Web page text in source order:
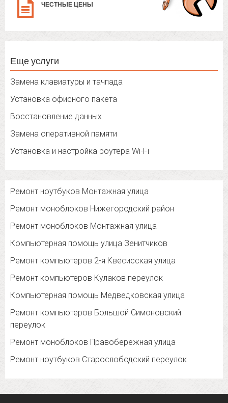
ЧЕСТНЫЕ ЦЕНЫ
Еще услуги
Замена клавиатуры и тачпада
Установка офисного пакета
Восстановление данных
Замена оперативной памяти
Установка и настройка роутера Wi-Fi
Ремонт ноутбуков Монтажная улица
Ремонт моноблоков Нижегородский район
Ремонт моноблоков Монтажная улица
Компьютерная помощь улица Зенитчиков
Ремонт компьютеров 2-я Квесисская улица
Ремонт компьютеров Кулаков переулок
Компьютерная помощь Медведковская улица
Ремонт компьютеров Большой Симоновский
переулок
Ремонт моноблоков Правобережная улица
Ремонт ноутбуков Старослободский переулок